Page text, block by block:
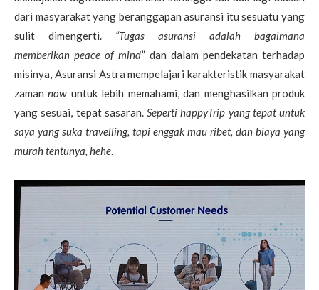
dari masyarakat yang beranggapan asuransi itu sesuatu yang
sulit dimengerti. “Tugas asuransi adalah bagaimana
memberikan peace of mind”dan dalam pendekatan terhadap
misinya, Asuransi Astra mempelajari karakteristik masyarakat
zamannow untuk lebih memahami, dan menghasilkan produk
yang sesuai, tepat sasaran. Seperti happyTrip yang tepat untuk
saya yang suka travelling, tapi enggak mau ribet, dan biaya yang
murah tentunya, hehe.